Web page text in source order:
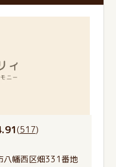
(517)
八幡西区畑331番地